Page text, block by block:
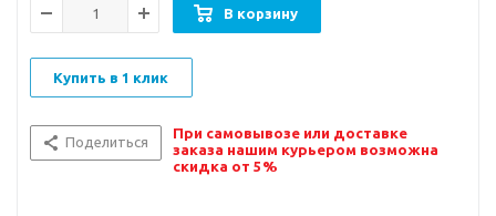
В корзину
Купить в 1 клик
Поделиться
При самовывозе или доставке
заказа нашим курьером возможна
скидка от 5%